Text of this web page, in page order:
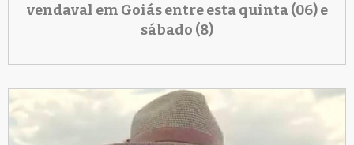
vendaval em Goiás entre esta quinta (06) e
sábado (8)